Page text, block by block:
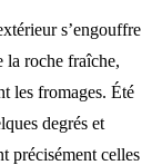
s’engouffre
la roche fraîche,
les fromages. Été
degrés et
précisément celles